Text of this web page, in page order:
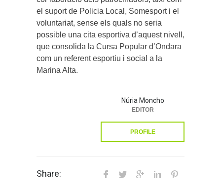
el suport de Policia Local, Somesport i el
voluntariat, sense els quals no seria
possible una cita esportiva d’aquest nivell,
que consolida la Cursa Popular d’Ondara
com un referent esportiu i social a la
Marina Alta.
Núria Moncho
EDITOR
PROFILE
Share: